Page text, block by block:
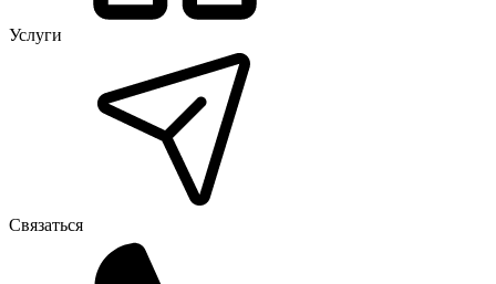
Услуги
Связаться